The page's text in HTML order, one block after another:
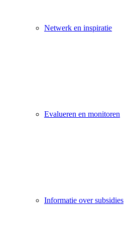
Netwerk en inspiratie
Evalueren en monitoren
Informatie over subsidies